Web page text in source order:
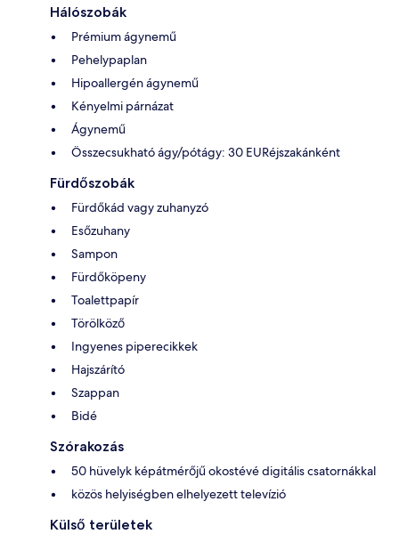
Hálószobák
Prémium ágynemű
Pehelypaplan
Hipoallergén ágynemű
Kényelmi párnázat
Ágynemű
Összecsukható ágy/pótágy: 30 EURéjszakánként
Fürdőszobák
Fürdőkád vagy zuhanyzó
Esőzuhany
Sampon
Fürdőköpeny
Toalettpapír
Törölköző
Ingyenes piperecikkek
Hajszárító
Szappan
Bidé
Szórakozás
50 hüvelyk képátmérőjű okostévé digitális csatornákkal
közös helyiségben elhelyezett televízió
Külső területek